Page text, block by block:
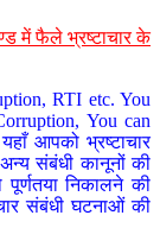
में फैले भ्रष्टाचार के
RTI etc. You
You can
आपको भ्रष्टाचार
संबंधी कानूनों की
निकालने की
संबंधी घटनाओं की